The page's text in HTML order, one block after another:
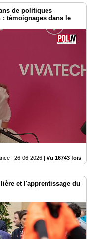
de politiques
: témoignages dans le
| 26-06-2026 Vu 16743 fois
et l'apprentissage du